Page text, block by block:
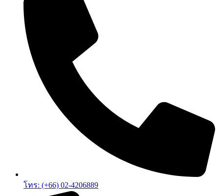
โทร: (+66) 02-4206889